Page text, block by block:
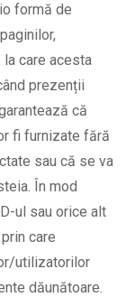
formă de
care acesta
prezenții
că
fi furnizate fără
sau că se va
În mod
ul sau orice alt
care
utilizatorilor
dăunătoare.